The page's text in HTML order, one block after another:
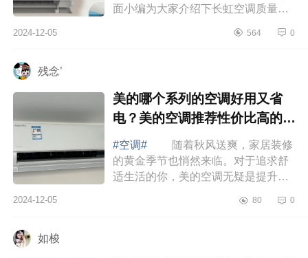
面小编为大家介绍下长虹空调质量好
吗 长虹空调质量好不好 长虹
2024-12-05 564 0
残念’
美的哪个系列的空调好用又省
电？美的空调推荐性价比高的有
哪些
#空调#
随着秋风送爽，家居装修
的黄金季节也悄然来临。对于追求舒
适生活的你，美的空调无疑是提升家
介绍下美的哪个系列的空调好用又省
2024-12-05 80 0
如梭